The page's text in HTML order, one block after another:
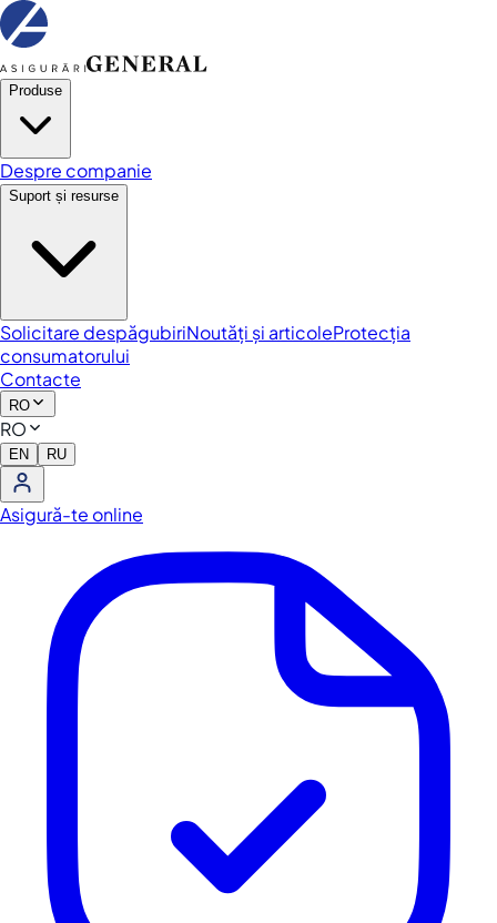
Produse
Despre companie
Suport și resurse
Solicitare despăgubiriNoutăți și articoleProtecția
consumatorului
Contacte
RO
RO
EN RU
Asigură-te online